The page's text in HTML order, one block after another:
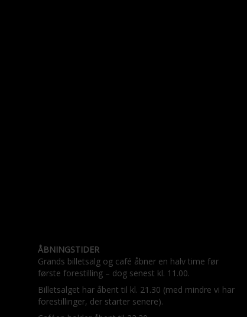
ÅBNINGSTIDER
Grands billetsalg og café åbner en halv time før
første forestilling – dog senest kl. 11.00.
Billetsalget har åbent til kl. 21.30 (med mindre vi har
forestillinger, der starter senere).